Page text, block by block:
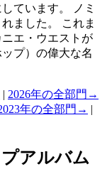
ています。 ノミ
ました。 これま
エ・ウエストが
プ）の偉大な名
| 2026年の全部門→
年の全部門→ |
アルバム